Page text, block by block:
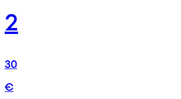
2
30
€